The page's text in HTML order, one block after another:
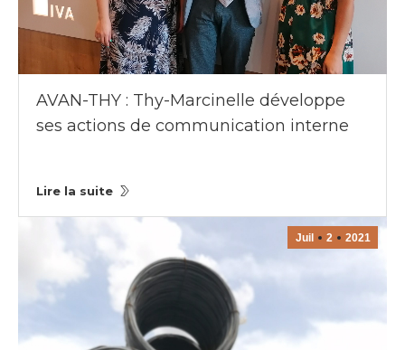
AVAN-THY : Thy-Marcinelle développe
ses actions de communication interne
Lire la suite
Juil 2 2021